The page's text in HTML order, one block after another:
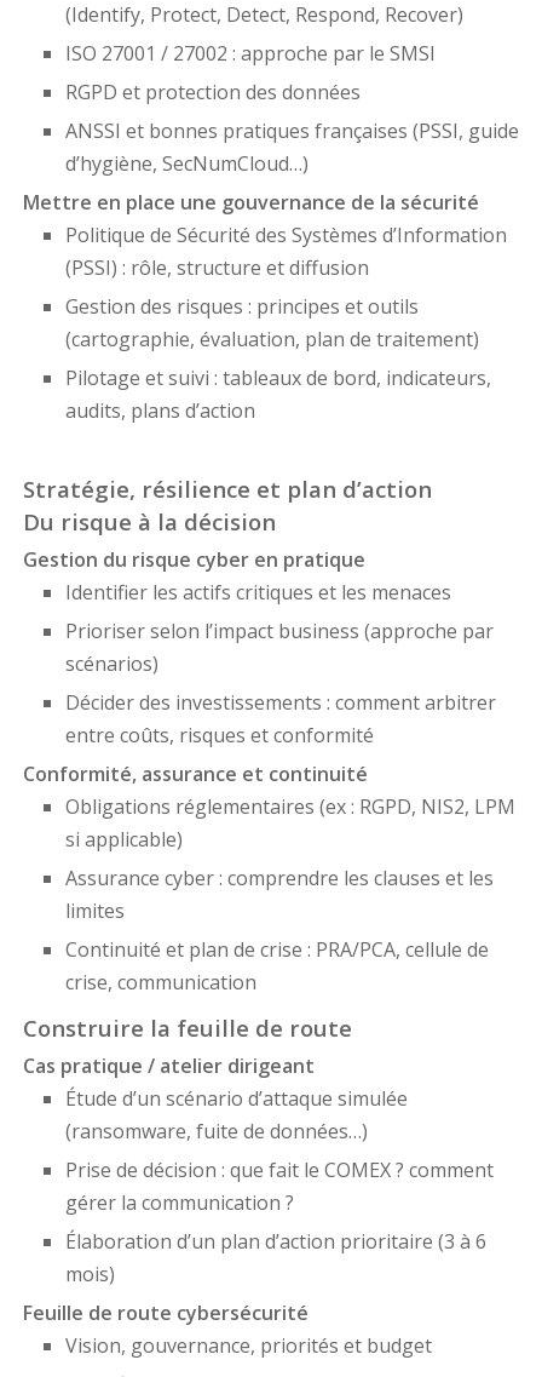
(Identify, Protect, Detect, Respond, Recover)
ISO 27001 / 27002 : approche par le SMSI
RGPD et protection des données
ANSSI et bonnes pratiques françaises (PSSI, guide
d’hygiène, SecNumCloud…)
Mettre en place une gouvernance de la sécurité
Politique de Sécurité des Systèmes d’Information
(PSSI) : rôle, structure et diffusion
Gestion des risques : principes et outils
(cartographie, évaluation, plan de traitement)
Pilotage et suivi : tableaux de bord, indicateurs,
audits, plans d’action
Stratégie, résilience et plan d’action
Du risque à la décision
Gestion du risque cyber en pratique
Identifier les actifs critiques et les menaces
Prioriser selon l’impact business (approche par
scénarios)
Décider des investissements : comment arbitrer
entre coûts, risques et conformité
Conformité, assurance et continuité
Obligations réglementaires (ex : RGPD, NIS2, LPM
si applicable)
Assurance cyber : comprendre les clauses et les
limites
Continuité et plan de crise : PRA/PCA, cellule de
crise, communication
Construire la feuille de route
Cas pratique / atelier dirigeant
Étude d’un scénario d’attaque simulée
(ransomware, fuite de données…)
Prise de décision : que fait le COMEX ? comment
gérer la communication ?
Élaboration d’un plan d’action prioritaire (3 à 6
mois)
Feuille de route cybersécurité
Vision, gouvernance, priorités et budget